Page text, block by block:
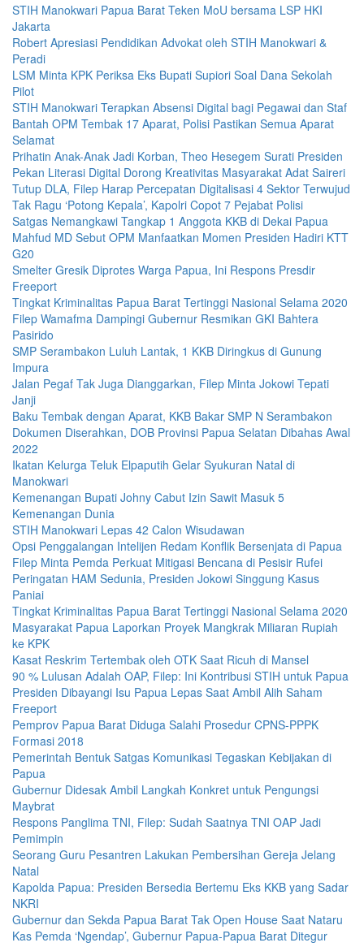
STIH Manokwari Papua Barat Teken MoU bersama LSP HKI
Jakarta
Robert Apresiasi Pendidikan Advokat oleh STIH Manokwari &
Peradi
LSM Minta KPK Periksa Eks Bupati Supiori Soal Dana Sekolah
Pilot
STIH Manokwari Terapkan Absensi Digital bagi Pegawai dan Staf
Bantah OPM Tembak 17 Aparat, Polisi Pastikan Semua Aparat
Selamat
Prihatin Anak-Anak Jadi Korban, Theo Hesegem Surati Presiden
Pekan Literasi Digital Dorong Kreativitas Masyarakat Adat Saireri
Tutup DLA, Filep Harap Percepatan Digitalisasi 4 Sektor Terwujud
Tak Ragu ‘Potong Kepala’, Kapolri Copot 7 Pejabat Polisi
Satgas Nemangkawi Tangkap 1 Anggota KKB di Dekai Papua
Mahfud MD Sebut OPM Manfaatkan Momen Presiden Hadiri KTT
G20
Smelter Gresik Diprotes Warga Papua, Ini Respons Presdir
Freeport
Tingkat Kriminalitas Papua Barat Tertinggi Nasional Selama 2020
Filep Wamafma Dampingi Gubernur Resmikan GKI Bahtera
Pasirido
SMP Serambakon Luluh Lantak, 1 KKB Diringkus di Gunung
Impura
Jalan Pegaf Tak Juga Dianggarkan, Filep Minta Jokowi Tepati
Janji
Baku Tembak dengan Aparat, KKB Bakar SMP N Serambakon
Dokumen Diserahkan, DOB Provinsi Papua Selatan Dibahas Awal
2022
Ikatan Kelurga Teluk Elpaputih Gelar Syukuran Natal di
Manokwari
Kemenangan Bupati Johny Cabut Izin Sawit Masuk 5
Kemenangan Dunia
STIH Manokwari Lepas 42 Calon Wisudawan
Opsi Penggalangan Intelijen Redam Konflik Bersenjata di Papua
Filep Minta Pemda Perkuat Mitigasi Bencana di Pesisir Rufei
Peringatan HAM Sedunia, Presiden Jokowi Singgung Kasus
Paniai
Tingkat Kriminalitas Papua Barat Tertinggi Nasional Selama 2020
Masyarakat Papua Laporkan Proyek Mangkrak Miliaran Rupiah
ke KPK
Kasat Reskrim Tertembak oleh OTK Saat Ricuh di Mansel
90 % Lulusan Adalah OAP, Filep: Ini Kontribusi STIH untuk Papua
Presiden Dibayangi Isu Papua Lepas Saat Ambil Alih Saham
Freeport
Pemprov Papua Barat Diduga Salahi Prosedur CPNS-PPPK
Formasi 2018
Pemerintah Bentuk Satgas Komunikasi Tegaskan Kebijakan di
Papua
Gubernur Didesak Ambil Langkah Konkret untuk Pengungsi
Maybrat
Respons Panglima TNI, Filep: Sudah Saatnya TNI OAP Jadi
Pemimpin
Seorang Guru Pesantren Lakukan Pembersihan Gereja Jelang
Natal
Kapolda Papua: Presiden Bersedia Bertemu Eks KKB yang Sadar
NKRI
Gubernur dan Sekda Papua Barat Tak Open House Saat Nataru
Kas Pemda ‘Ngendap’, Gubernur Papua-Papua Barat Ditegur